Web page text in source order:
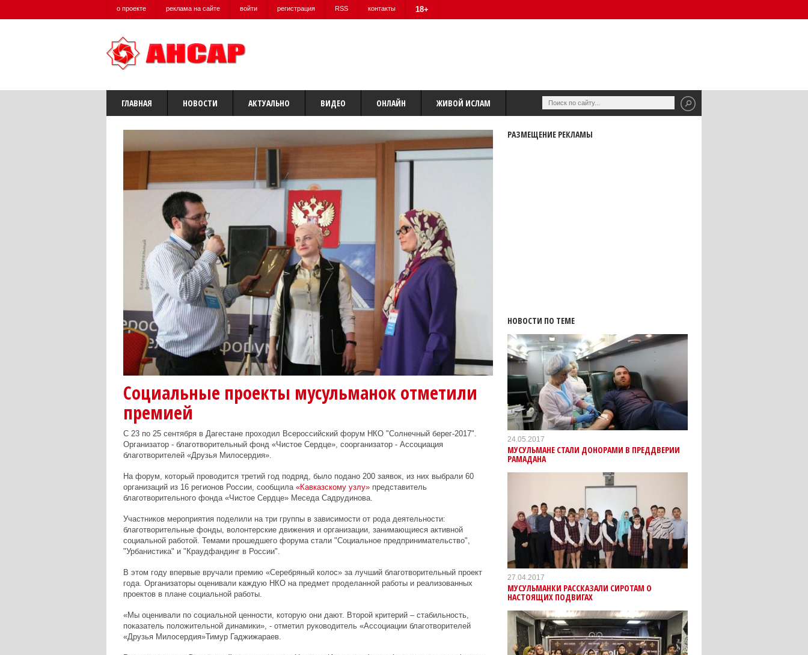
о проекте реклама на сайте войти регистрация RSS контакты 18+
ГЛАВНАЯ НОВОСТИ АКТУАЛЬНО ВИДЕО ОНЛАЙН ЖИВОЙ ИСЛАМ
Социальные проекты мусульманок отметили
премией
С 23 по 25 сентября в Дагестане проходил Всероссийский форум НКО "Солнечный берег-2017".
Организатор - благотворительный фонд «Чистое Сердце», соорганизатор - Ассоциация
благотворителей «Друзья Милосердия».
На форум, который проводится третий год подряд, было подано 200 заявок, из них выбрали 60
организаций из 16 регионов России, сообщила «Кавказскому узлу»представитель
благотворительного фонда «Чистое Сердце»Меседа Садрудинова.
Участников мероприятия поделили на три группы в зависимости от рода деятельности:
благотворительные фонды, волонтерские движения и организации, занимающиеся активной
социальной работой. Темами прошедшего форума стали "Социальное предпринимательство",
"Урбанистика" и "Краудфандинг в России".
В этом году впервые вручали премию «Серебряный колос» за лучший благотворительный проект
года. Организаторы оценивали каждую НКО на предмет проделанной работы и реализованных
проектов в плане социальной работы.
«Мы оценивали по социальной ценности, которую они дают. Второй критерий – стабильность,
показатель положительной динамики», - отметил руководитель «Ассоциации благотворителей
«Друзья Милосердия»Тимур Гаджижараев.
РАЗМЕЩЕНИЕ РЕКЛАМЫ
НОВОСТИ ПО ТЕМЕ
24.05.2017
МУСУЛЬМАНЕ СТАЛИ ДОНОРАМИ В ПРЕДДВЕРИИ
РАМАДАНА
27.04.2017
МУСУЛЬМАНКИ РАССКАЗАЛИ СИРОТАМ О
НАСТОЯЩИХ ПОДВИГАХ